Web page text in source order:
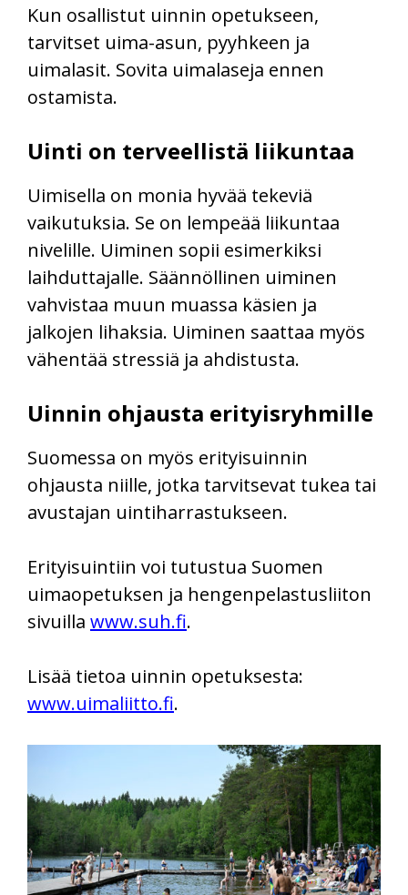
Kun osallistut uinnin opetukseen,
tarvitset uima-asun, pyyhkeen ja
uimalasit. Sovita uimalaseja ennen
ostamista.
Uinti on terveellistä liikuntaa
Uimisella on monia hyvää tekeviä
vaikutuksia. Se on lempeää liikuntaa
nivelille. Uiminen sopii esimerkiksi
laihduttajalle. Säännöllinen uiminen
vahvistaa muun muassa käsien ja
jalkojen lihaksia. Uiminen saattaa myös
vähentää stressiä ja ahdistusta.
Uinnin ohjausta erityisryhmille
Suomessa on myös erityisuinnin
ohjausta niille, jotka tarvitsevat tukea tai
avustajan uintiharrastukseen.
Erityisuintiin voi tutustua Suomen
uimaopetuksen ja hengenpelastusliiton
sivuilla www.suh.fi.
Lisää tietoa uinnin opetuksesta:
www.uimaliitto.fi.